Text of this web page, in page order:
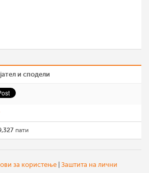
и сподели
пати
за користење Заштита на лични